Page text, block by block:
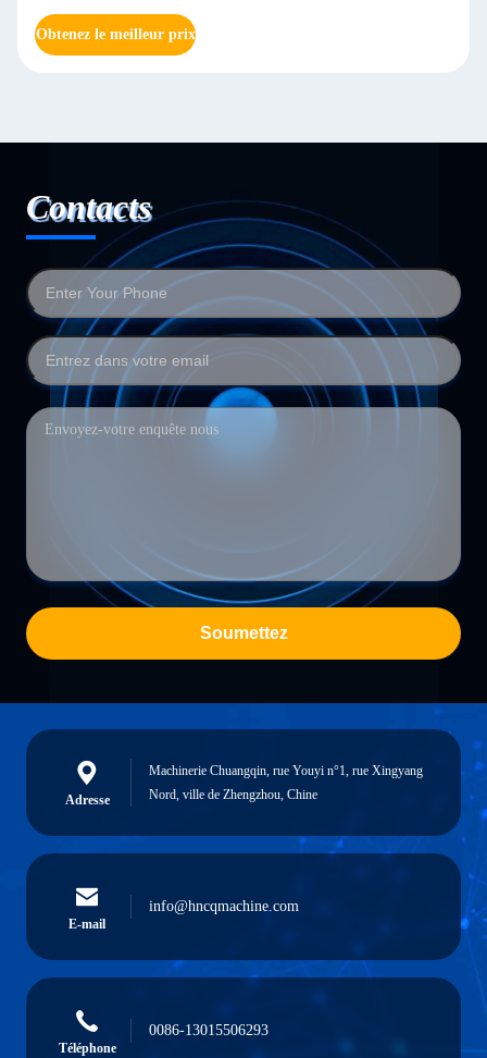
Obtenez le meilleur prix
Contacts
Soumettez
Adresse
Machinerie Chuangqin, rue Youyi n°1, rue Xingyang
Nord, ville de Zhengzhou, Chine
E-mail
info@hncqmachine.com
Téléphone
0086-13015506293